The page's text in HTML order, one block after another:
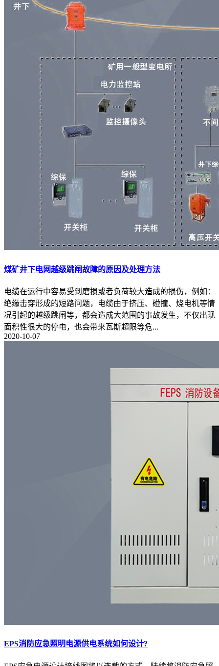
煤矿井下电网越级跳闸故障的原因及处理方法
电缆在运行中容易受到磨损或者负荷较大造成的损伤，例如：
绝缘击穿形成的短路问题，电缆由于挤压、碰撞、烧电机等情
况引起的越级跳闸等，都会造成大范围的事故发生，不仅出现
面积性很大的停电，也会带来瓦斯超限等危...
2020-10-07
EPS消防应急照明电源供电系统如何设计?